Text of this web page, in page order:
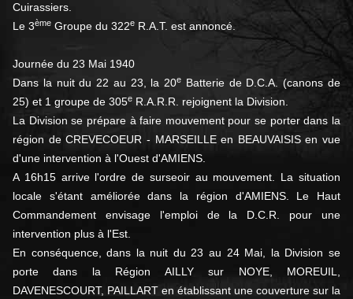
Cuirassiers.
Le 3ème Groupe du 322e R.A.T. est annoncé.
Journée du 23 Mai 1940
Dans la nuit du 22 au 23, la 20e Batterie de D.C.A. (canons de
25) et 1 groupe de 305e R.A.R.R. rejoignent la Division.
La Division se prépare à faire mouvement pour se porter dans la
région de CREVECOEUR - MARSEILLE en BEAUVAISIS en vue
d'une intervention à l'Ouest d'AMIENS.
A 16h15 arrive l'ordre de surseoir au mouvement. La situation
locale s'étant améliorée dans la région d'AMIENS. Le Haut
Commandement envisage l'emploi de la D.C.R. pour une
intervention plus à l'Est.
En conséquence, dans la nuit du 23 au 24 Mai, la Division se
porte dans la Région AILLY sur NOYE, MOREUIL,
DAVENESCOURT, PAILLART en établissant une couverture sur la